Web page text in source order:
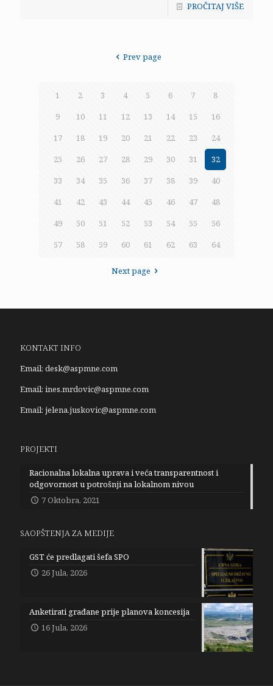
PROČITAJ VIŠE
Prev page
1 2 3 4 5 6 7
8
9
10 11 12 13 14 15
16
17
18 19 20 21 22 23
24
25
26 27 28 29 30 31
32
33
34 35 36 37 38 39
40
41
42 43 44 45 46 47
48
49
50 51 52 53 54 55
56
57
58 59 60 61 62 63 64
Next page
KONTAKT INFO
Email: desk@aspmne.com
Email: ines.mrdovic@aspmne.com
Email: jelena.juskovic@aspmne.com
PROJEKTI
Racionalna lokalna uprava i veća transparentnost i
odgovornost u potrošnji na lokalnom nivou
7 Oktobra, 2021
SAOPŠTENJA ZA MEDIJE
GST će predlagati šefa SPO
26 Jula, 2026
Anketirati građane prije planova koncesija
16 Jula, 2026